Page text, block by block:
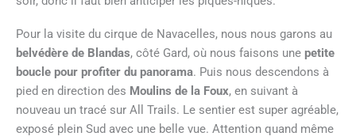
Pour la visite du cirque de Navacelles, nous nous garons au
belvédère de Blandas, côté Gard, où nous faisons une petite
boucle pour profiter du panorama. Puis nous descendons à
pied en direction des Moulins de la Foux, en suivant à
nouveau un tracé sur All Trails. Le sentier est super agréable,
exposé plein Sud avec une belle vue. Attention quand même